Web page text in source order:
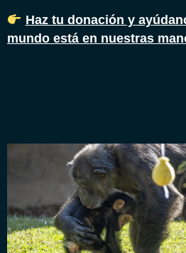
Haz tu donación y
mundo está en nuestras